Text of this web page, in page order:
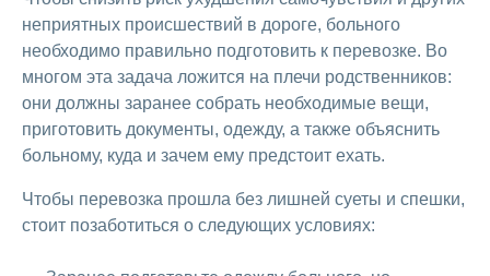
неприятных происшествий в дороге, больного
необходимо правильно подготовить к перевозке. Во
многом эта задача ложится на плечи родственников:
они должны заранее собрать необходимые вещи,
приготовить документы, одежду, а также объяснить
больному, куда и зачем ему предстоит ехать.
Чтобы перевозка прошла без лишней суеты и спешки,
стоит позаботиться о следующих условиях: